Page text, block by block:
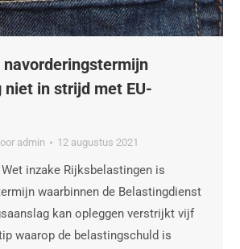
in strijd met EU-
admin 12 augustus 2021
inzake Rijksbelastingen is
waarbinnen de Belastingdienst
kan opleggen verstrijkt vijf
waarop de belastingschuld is